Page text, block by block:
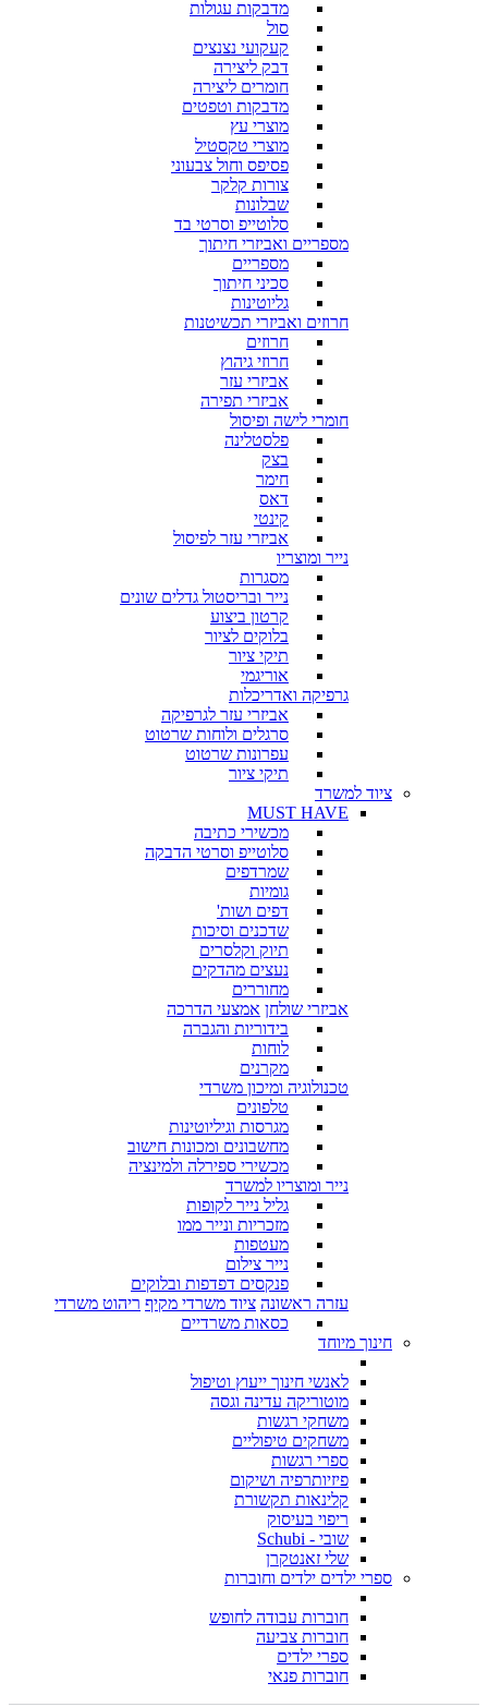
מדבקות עגולות
סול
קעקועי נצנצים
דבק ליצירה
חומרים ליצירה
מדבקות וטפטים
מוצרי עץ
מוצרי טקסטיל
פסיפס וחול צבעוני
צורות קלקר
שבלונות
סלוטייפ וסרטי בד
מספריים ואביזרי חיתוך
מספריים
סכיני חיתוך
גליוטינות
חרוזים ואביזרי תכשיטנות
חרוזים
חרוזי גיהוץ
אביזרי עזר
אביזרי תפירה
חומרי לישה ופיסול
פלסטלינה
בצק
חימר
דאס
קינטי
אביזרי עזר לפיסול
נייר ומוצריו
מסגרות
נייר ובריסטול גדלים שונים
קרטון ביצוע
בלוקים לציור
תיקי ציור
אוריגמי
גרפיקה ואדריכלות
אביזרי עזר לגרפיקה
סרגלים ולוחות שרטוט
עפרונות שרטוט
תיקי ציור
ציוד למשרד
MUST HAVE
מכשירי כתיבה
סלוטייפ וסרטי הדבקה
שמרדפים
גומיות
דפים ושות'
שדכנים וסיכות
תיוק וקלסרים
נעצים מהדקים
מחוררים
אביזרי שולחן אמצעי הדרכה
בידוריות והגברה
לוחות
מקרנים
טכנולוגיה ומיכון משרדי
טלפונים
מגרסות וגיליוטינות
מחשבונים ומכונות חישוב
מכשירי ספירלה ולמינציה
נייר ומוצריו למשרד
גליל נייר לקופות
מזכריות ונייר ממו
מעטפות
נייר צילום
פנקסים דפדפות ובלוקים
עזרה ראשונה ציוד משרדי מקיף ריהוט משרדי
כסאות משרדיים
חינוך מיוחד
לאנשי חינוך ייעוץ וטיפול
מוטוריקה עדינה וגסה
משחקי רגשות
משחקים טיפוליים
ספרי רגשות
פיזיותרפיה ושיקום
קלינאות תקשורת
ריפוי בעיסוק
שובי - Schubi
שלי זאנטקרן
ספרי ילדים ילדים וחוברות
חוברות עבודה לחופש
חוברות צביעה
ספרי ילדים
חוברות פנאי